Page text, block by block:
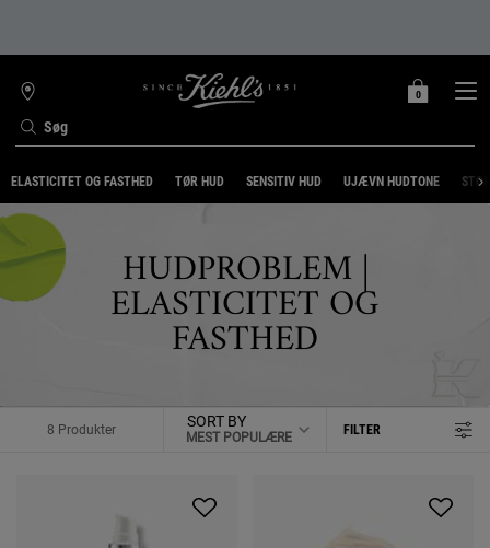
Søg
FIND
BUTIK
MIN
0
0 PRODUKT
ELASTICITET OG FASTHED TØR HUD SENSITIV HUD UJÆVN HUDTONE
HUDPROBLEM |
ELASTICITET OG
FASTHED
8 Produkter SORT BY FILTER
FILTER MENU